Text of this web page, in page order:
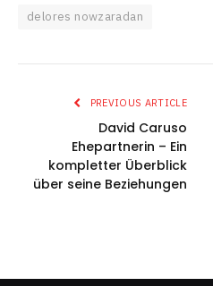
delores nowzaradan
PREVIOUS ARTICLE
David Caruso
Ehepartnerin – Ein
kompletter Überblick
über seine Beziehungen